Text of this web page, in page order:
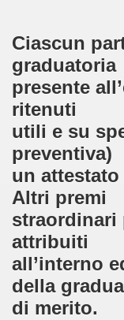
Ciascun
graduatoria
presente
ritenuti
utili e su
preventiva)
un
Altri premi
straordinari
attribuiti
all’interno
della
di merito.
- 2016
17-6-2016